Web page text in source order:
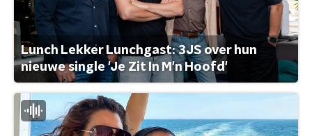
Lunch Lekker Lunchgast: 3JS over hun
nieuwe single 'Je Zit In M'n Hoofd'